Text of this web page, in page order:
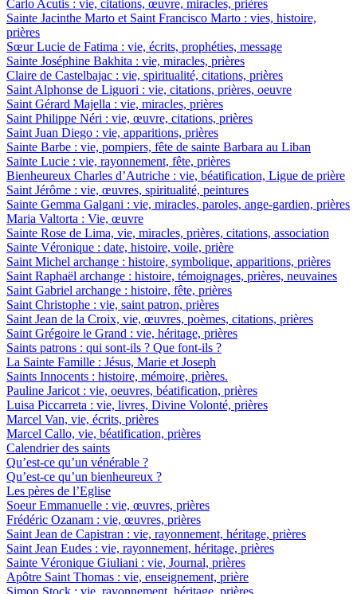
Carlo Acutis : vie, citations, œuvre, miracles, prières
Sainte Jacinthe Marto et Saint Francisco Marto : vies, histoire,
prières
Sœur Lucie de Fatima : vie, écrits, prophéties, message
Sainte Joséphine Bakhita : vie, miracles, prières
Claire de Castelbajac : vie, spiritualité, citations, prières
Saint Alphonse de Liguori : vie, citations, prières, oeuvre
Saint Gérard Majella : vie, miracles, prières
Saint Philippe Néri : vie, œuvre, citations, prières
Saint Juan Diego : vie, apparitions, prières
Sainte Barbe : vie, pompiers, fête de sainte Barbara au Liban
Sainte Lucie : vie, rayonnement, fête, prières
Bienheureux Charles d’Autriche : vie, béatification, Ligue de prière
Saint Jérôme : vie, œuvres, spiritualité, peintures
Sainte Gemma Galgani : vie, miracles, paroles, ange-gardien, prières
Maria Valtorta : Vie, œuvre
Sainte Rose de Lima, vie, miracles, prières, citations, association
Sainte Véronique : date, histoire, voile, prière
Saint Michel archange : histoire, symbolique, apparitions, prières
Saint Raphaël archange : histoire, témoignages, prières, neuvaines
Saint Gabriel archange : histoire, fête, prières
Saint Christophe : vie, saint patron, prières
Saint Jean de la Croix, vie, œuvres, poèmes, citations, prières
Saint Grégoire le Grand : vie, héritage, prières
Saints patrons : qui sont-ils ? Que font-ils ?
La Sainte Famille : Jésus, Marie et Joseph
Saints Innocents : histoire, mémoire, prières.
Pauline Jaricot : vie, oeuvres, béatification, prières
Luisa Piccarreta : vie, livres, Divine Volonté, prières
Marcel Van, vie, écrits, prières
Marcel Callo, vie, béatification, prières
Calendrier des saints
Qu’est-ce qu’un vénérable ?
Qu’est-ce qu’un bienheureux ?
Les pères de l’Eglise
Soeur Emmanuelle : vie, œuvres, prières
Frédéric Ozanam : vie, œuvres, prières
Saint Jean de Capistran : vie, rayonnement, héritage, prières
Saint Jean Eudes : vie, rayonnement, héritage, prières
Sainte Véronique Giuliani : vie, Journal, prières
Apôtre Saint Thomas : vie, enseignement, prière
Simon Stock : vie, rayonnement, héritage, prières